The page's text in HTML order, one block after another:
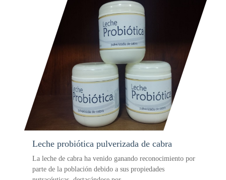
Leche probiótica pulverizada de cabra
La leche de cabra ha venido ganando reconocimiento por
parte de la población debido a sus propiedades